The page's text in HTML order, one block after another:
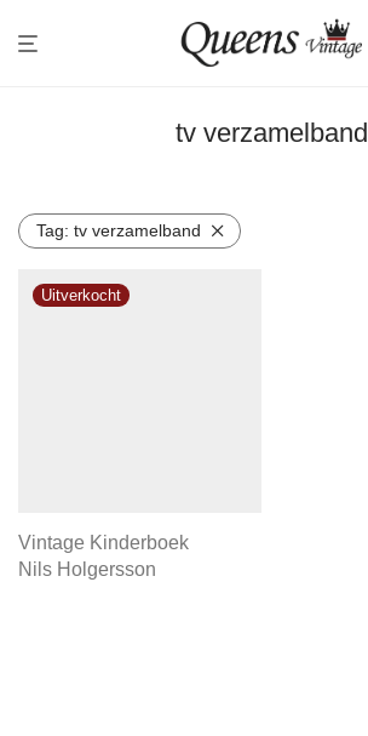
tv verzamelband
Tag: tv verzamelband
Vintage Kinderboek
Nils Holgersson